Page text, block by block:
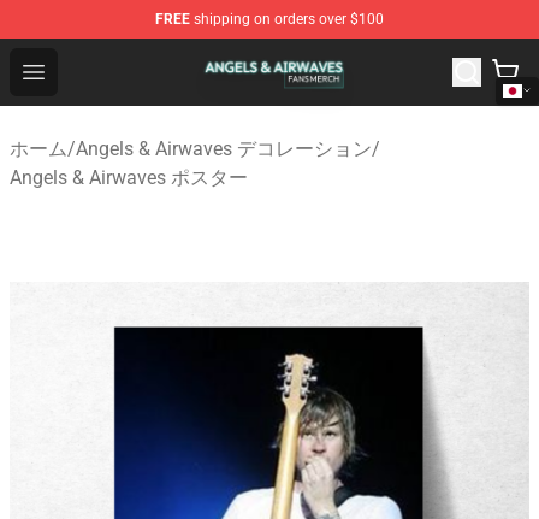
FREE shipping on orders over $100
Open menu
Angels & Airwaves Shop - Official Angels & Airwaves
ホーム/Angels & Airwaves デコレーション/
Angels & Airwaves ポスター